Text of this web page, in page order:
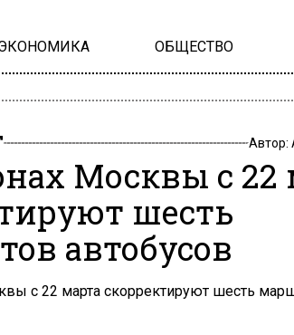
ОБЩЕСТВО
Автор:
Москвы с 22
шесть
автобусов